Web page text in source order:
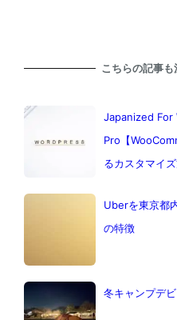
こちらの記事
Japanized For
Pro【
るカスタマイ
Uberを東京都
の特徴
冬キャンプデ